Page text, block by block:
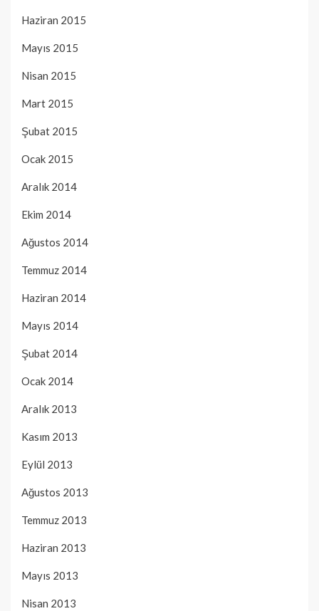
Haziran 2015
Mayıs 2015
Nisan 2015
Mart 2015
Şubat 2015
Ocak 2015
Aralık 2014
Ekim 2014
Ağustos 2014
Temmuz 2014
Haziran 2014
Mayıs 2014
Şubat 2014
Ocak 2014
Aralık 2013
Kasım 2013
Eylül 2013
Ağustos 2013
Temmuz 2013
Haziran 2013
Mayıs 2013
Nisan 2013